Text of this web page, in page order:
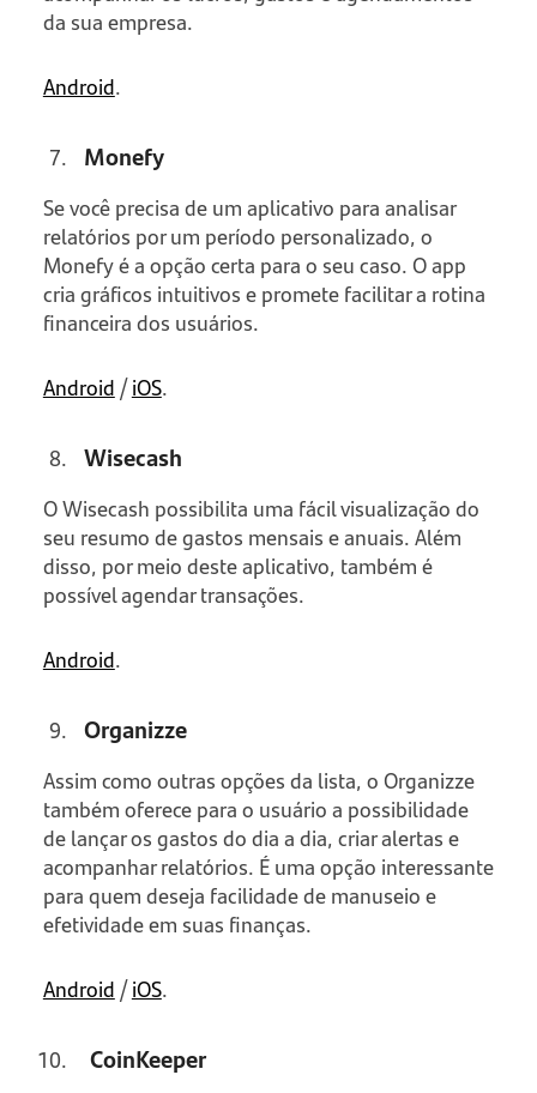
da sua empresa.
Android.
Monefy
Se você precisa de um aplicativo para analisar
relatórios por um período personalizado, o
Monefy é a opção certa para o seu caso. O app
cria gráficos intuitivos e promete facilitar a rotina
financeira dos usuários.
Android /iOS.
Wisecash
O Wisecash possibilita uma fácil visualização do
seu resumo de gastos mensais e anuais. Além
disso, por meio deste aplicativo, também é
possível agendar transações.
Android.
Organizze
Assim como outras opções da lista, o Organizze
também oferece para o usuário a possibilidade
de lançar os gastos do dia a dia, criar alertas e
acompanhar relatórios. É uma opção interessante
para quem deseja facilidade de manuseio e
efetividade em suas finanças.
Android /iOS.
CoinKeeper